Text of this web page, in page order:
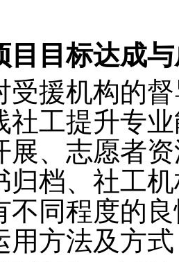
目目标达成
受援机构的
社工提升专
展、志愿者
归档、社工
不同程度的
用方法及方